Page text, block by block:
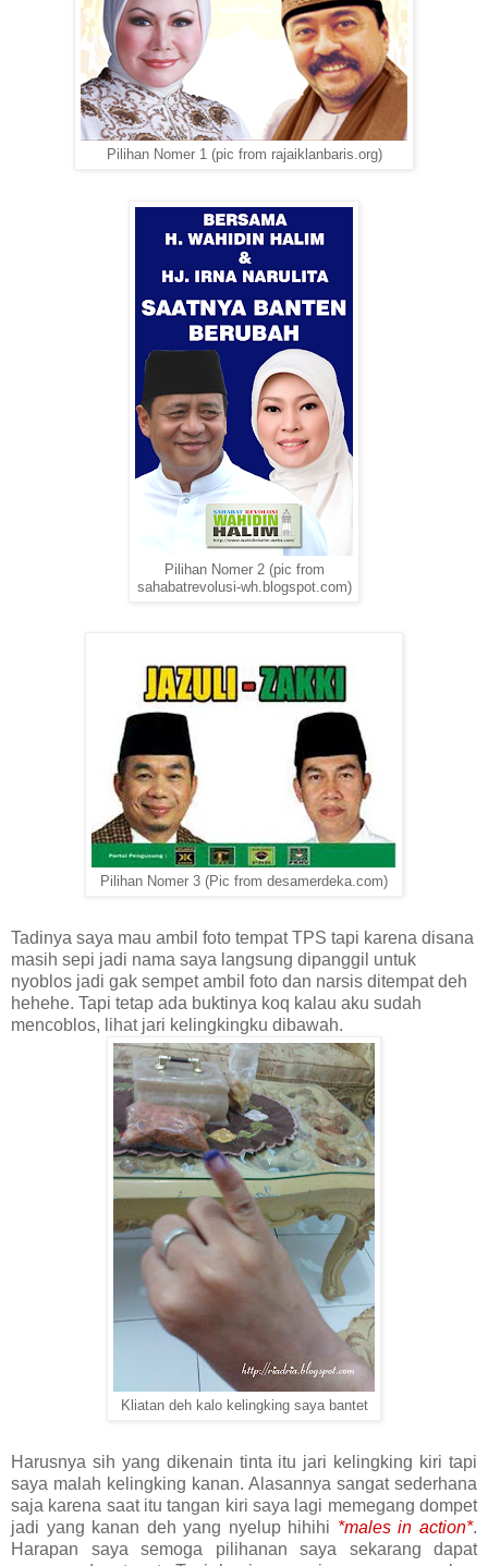
Pilihan Nomer 1 (pic from rajaiklanbaris.org)
Pilihan Nomer 2 (pic from
sahabatrevolusi-wh.blogspot.com)
Pilihan Nomer 3 (Pic from desamerdeka.com)
Tadinya saya mau ambil foto tempat TPS tapi karena disana
masih sepi jadi nama saya langsung dipanggil untuk
nyoblos jadi gak sempet ambil foto dan narsis ditempat deh
hehehe. Tapi tetap ada buktinya koq kalau aku sudah
mencoblos, lihat jari kelingkingku dibawah.
Kliatan deh kalo kelingking saya bantet
Harusnya sih yang dikenain tinta itu jari kelingking kiri tapi
saya malah kelingking kanan. Alasannya sangat sederhana
saja karena saat itu tangan kiri saya lagi memegang dompet
jadi yang kanan deh yang nyelup hihihi *males in action*.
Harapan saya semoga pilihanan saya sekarang dapat